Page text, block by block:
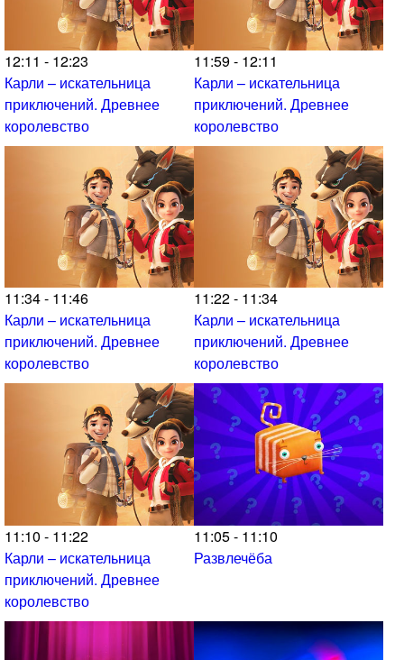
12:11 - 12:23
Карли – искательница
приключений. Древнее
королевство
11:59 - 12:11
Карли – искательница
приключений. Древнее
королевство
11:34 - 11:46
Карли – искательница
приключений. Древнее
королевство
11:22 - 11:34
Карли – искательница
приключений. Древнее
королевство
11:10 - 11:22
Карли – искательница
приключений. Древнее
королевство
11:05 - 11:10
Развлечёба